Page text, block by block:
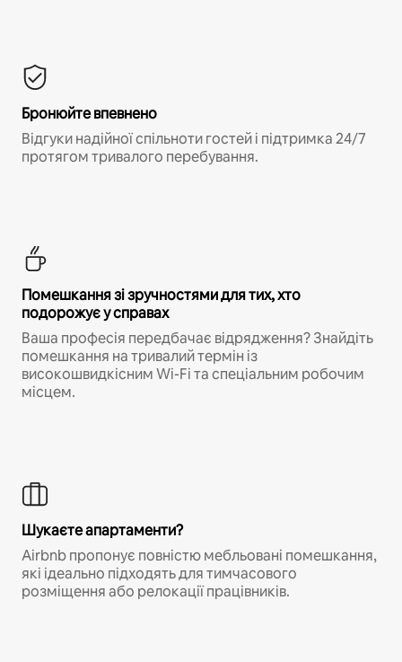
Бронюйте впевнено
Відгуки надійної спільноти гостей і підтримка 24/7
протягом тривалого перебування.
Помешкання зі зручностями для тих, хто
подорожує у справах
Ваша професія передбачає відрядження? Знайдіть
помешкання на тривалий термін із
високошвидкісним Wi-Fi та спеціальним робочим
місцем.
Шукаєте апартаменти?
Airbnb пропонує повністю мебльовані помешкання,
які ідеально підходять для тимчасового
розміщення або релокації працівників.